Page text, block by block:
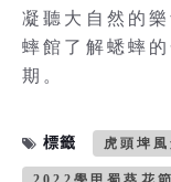
凝聽大自然的
蟀館了解蟋蟀
期。
標籤 虎頭埤